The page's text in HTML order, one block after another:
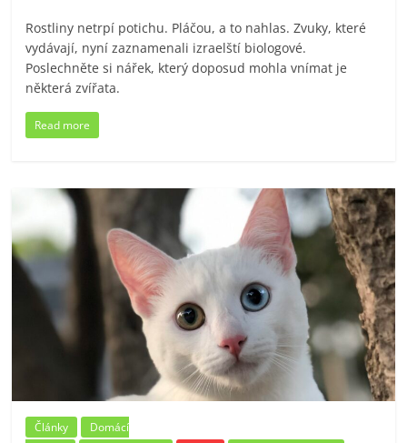
Rostliny netrpí potichu. Pláčou, a to nahlas. Zvuky, které
vydávají, nyní zaznamenali izraelští biologové.
Poslechněte si nářek, který doposud mohla vnímat je
některá zvířata.
Read more
Články
Domácí